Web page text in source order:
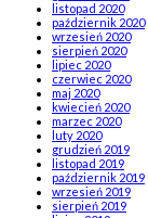
listopad 2020
październik 2020
wrzesień 2020
sierpień 2020
lipiec 2020
czerwiec 2020
maj 2020
kwiecień 2020
marzec 2020
luty 2020
grudzień 2019
listopad 2019
październik 2019
wrzesień 2019
sierpień 2019